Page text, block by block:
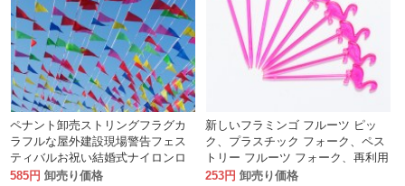
ペナント卸売ストリングフラグカ
ラフルな屋外建設現場警告フェス
ティバルお祝い結婚式ナイロンロ
ープ小さなホオジロ屋外装飾
585円 卸売り価格
新しいフラミンゴ フルーツ ピッ
ク、プラスチック フォーク、ペス
トリー フルーツ フォーク、再利用
可能なフルーツ ニードル
253円 卸売り価格